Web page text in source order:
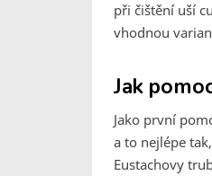
při čištění uší
vhodnou
Jak
Jako první
a to nejlépe
Eustachovy